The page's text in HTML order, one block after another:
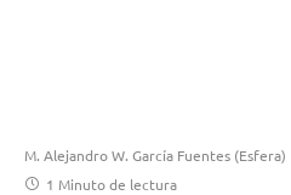
M. Alejandro W. García Fuentes (Esfera)
1 Minuto de lectura